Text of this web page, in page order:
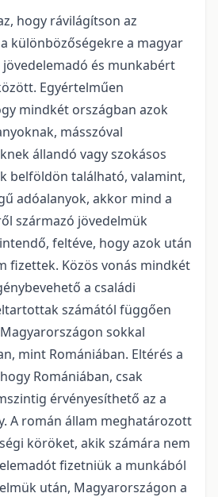
hogy rávilágítson az
különbözőségekre a magyar
és munkabért
Egyértelműen
mindkét országban azok
másszóval
állandó vagy szokásos
belföldön található, valamint,
adóalanyok, akkor mind a
származó jövedelmük
feltéve, hogy azok után
fizettek. Közös vonás mindkét
a családi
számától függően
sokkal
mint Romániában. Eltérés a
Romániában, csak
érvényesíthető az a
A román állam meghatározott
köröket, akik számára nem
fizetniük a munkából
után, Magyarországon a